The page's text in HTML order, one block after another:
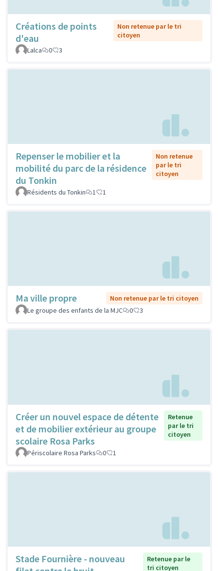
Créations de points
d'eau
Non retenue par le tri
citoyen
Lalca
0 3
Repenser le mobilier et la
mobilité du parc de la résidence
du Tonkin
Non retenue
par le tri
citoyen
Résidents du Tonkin 1 1
Ma ville propre
Non retenue par le tri citoyen
Le groupe des enfants de la MJC
0 3
Créer un nouvel espace de détente
et de mobilier extérieur au groupe
scolaire Rosa Parks
Retenue
par le tri
citoyen
Périscolaire Rosa Parks 0 1
Stade Fournière - nouveau
Retenue par le
tri citoyen